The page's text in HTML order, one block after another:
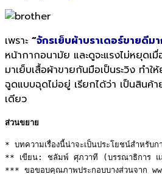
เพราะ “จักรเย็บผ้าบราเดอร์ขายดีม
หน้ากากอนามัย และดูจะแรงไม่หยุดเมื่
มาเย็บเสื้อผ้าขายกันมือเป็นระวิง ทำใ
ฉูดแบบฉุดไม่อยู่ เรียกได้ว่า เป็นสินค้
เดียว
ส่วนขยาย
* บทความเรื่องนี้น่าจะเป็นประโยชน์สำหรับก
** เขียน: ชลัมพ์ ศุภวาที (บรรณาธิการ แ
*** ขอขอบคุณภาพประกอบบางส่วนจาก